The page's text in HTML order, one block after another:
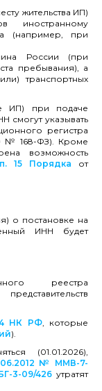
жительства ИП)
иностранному
(например, при
России (при
пребывания), а
транспортных
ИП) при подаче
смогут указывать
регистра
№ 168-ФЗ). Кроме
возможность
п. 15 Порядка от
о постановке на
ИНН будет
реестра
НК РФ, которые
).
(01.01.2026),
№ ММВ-7-
3-09/426 утратят